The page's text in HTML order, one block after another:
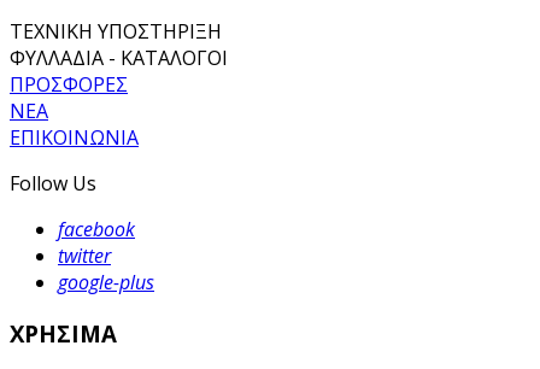
ΤΕΧΝΙΚΗ ΥΠΟΣΤΗΡΙΞΗ
ΦΥΛΛΑΔΙΑ - ΚΑΤΑΛΟΓΟΙ
ΠΡΟΣΦΟΡΕΣ
ΝΕΑ
ΕΠΙΚΟΙΝΩΝΙΑ
Follow Us
facebook
twitter
google-plus
ΧΡΗΣΙΜΑ